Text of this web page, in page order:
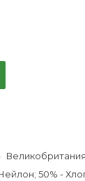
Великобритания
50% -